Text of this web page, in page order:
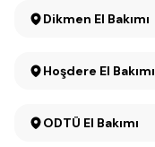
Dikmen El Bakımı
Hoşdere El Bakımı
ODTÜ El Bakımı